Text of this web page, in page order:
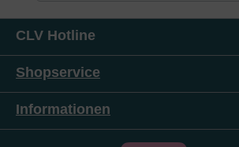
CLV Hotline
Shopservice
Informationen